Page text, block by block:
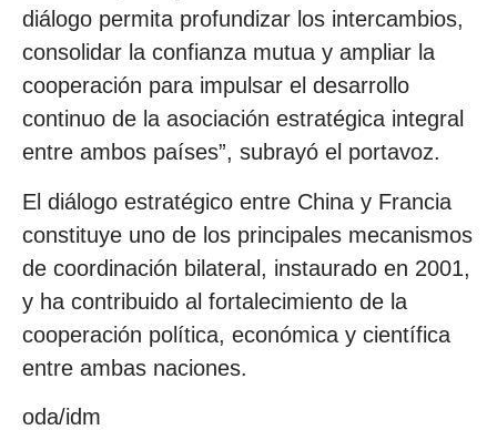
diálogo permita profundizar los intercambios,
consolidar la confianza mutua y ampliar la
cooperación para impulsar el desarrollo
continuo de la asociación estratégica integral
entre ambos países”, subrayó el portavoz.
El diálogo estratégico entre China y Francia
constituye uno de los principales mecanismos
de coordinación bilateral, instaurado en 2001,
y ha contribuido al fortalecimiento de la
cooperación política, económica y científica
entre ambas naciones.
oda/idm